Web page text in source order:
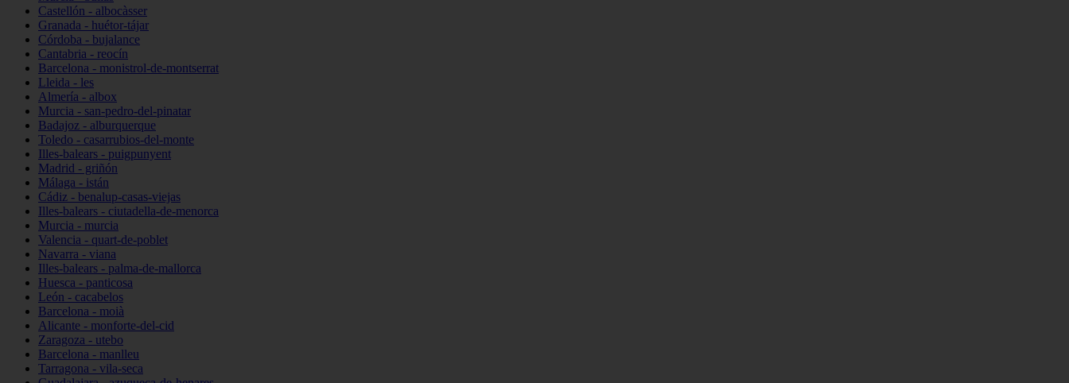
Castellón - albocàsser
Granada - huétor-tájar
Córdoba - bujalance
Cantabria - reocín
Barcelona - monistrol-de-montserrat
Lleida - les
Almería - albox
Murcia - san-pedro-del-pinatar
Badajoz - alburquerque
Toledo - casarrubios-del-monte
Illes-balears - puigpunyent
Madrid - griñón
Málaga - istán
Cádiz - benalup-casas-viejas
Illes-balears - ciutadella-de-menorca
Murcia - murcia
Valencia - quart-de-poblet
Navarra - viana
Illes-balears - palma-de-mallorca
Huesca - panticosa
León - cacabelos
Barcelona - moià
Alicante - monforte-del-cid
Zaragoza - utebo
Barcelona - manlleu
Tarragona - vila-seca